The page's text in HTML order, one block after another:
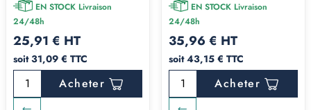
EN STOCK Livraison
24/48h
25,91 € HT
soit 31,09 € TTC
Acheter
EN STOCK Livraison
24/48h
35,96 € HT
soit 43,15 € TTC
Acheter